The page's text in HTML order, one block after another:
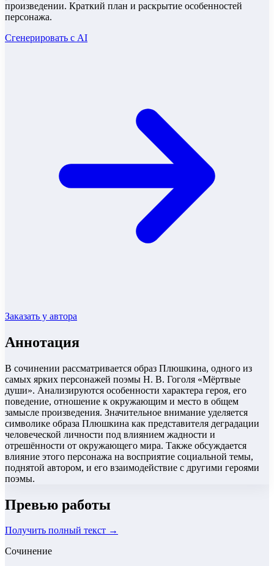
произведении. Краткий план и раскрытие особенностей
персонажа.
Сгенерировать с AI
Заказать у автора
Аннотация
В сочинении рассматривается образ Плюшкина, одного из
самых ярких персонажей поэмы Н. В. Гоголя «Мёртвые
души». Анализируются особенности характера героя, его
поведение, отношение к окружающим и место в общем
замысле произведения. Значительное внимание уделяется
символике образа Плюшкина как представителя деградации
человеческой личности под влиянием жадности и
отрешённости от окружающего мира. Также обсуждается
влияние этого персонажа на восприятие социальной темы,
поднятой автором, и его взаимодействие с другими героями
поэмы.
Превью работы
Получить полный текст →
Сочинение